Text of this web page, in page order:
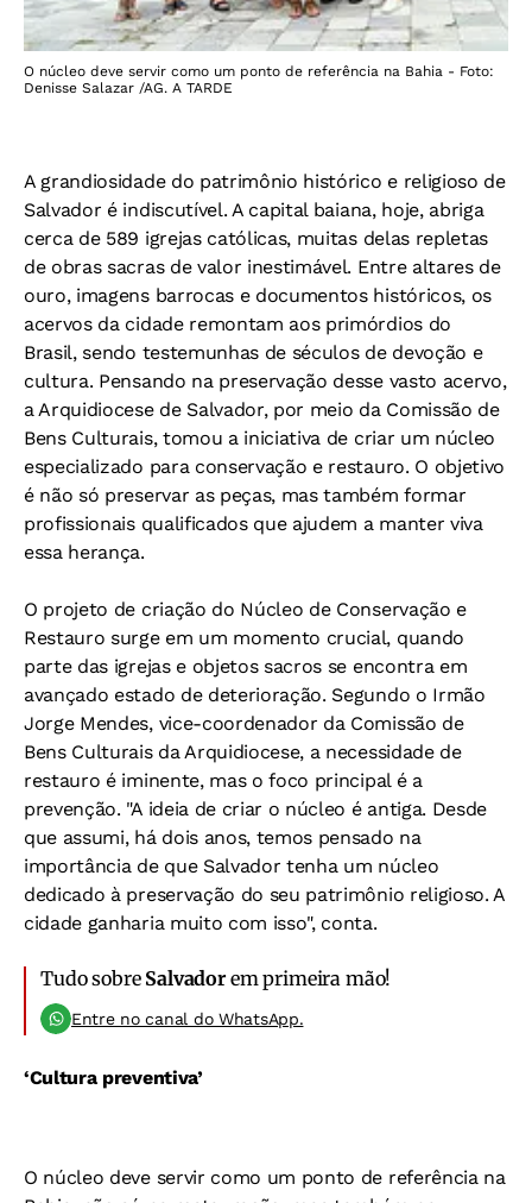
O núcleo deve servir como um ponto de referência na Bahia - Foto:
Denisse Salazar /AG. A TARDE
A grandiosidade do patrimônio histórico e religioso de
Salvador é indiscutível. A capital baiana, hoje, abriga
cerca de 589 igrejas católicas, muitas delas repletas
de obras sacras de valor inestimável. Entre altares de
ouro, imagens barrocas e documentos históricos, os
acervos da cidade remontam aos primórdios do
Brasil, sendo testemunhas de séculos de devoção e
cultura. Pensando na preservação desse vasto acervo,
a Arquidiocese de Salvador, por meio da Comissão de
Bens Culturais, tomou a iniciativa de criar um núcleo
especializado para conservação e restauro. O objetivo
é não só preservar as peças, mas também formar
profissionais qualificados que ajudem a manter viva
essa herança.
O projeto de criação do Núcleo de Conservação e
Restauro surge em um momento crucial, quando
parte das igrejas e objetos sacros se encontra em
avançado estado de deterioração. Segundo o Irmão
Jorge Mendes, vice-coordenador da Comissão de
Bens Culturais da Arquidiocese, a necessidade de
restauro é iminente, mas o foco principal é a
prevenção. "A ideia de criar o núcleo é antiga. Desde
que assumi, há dois anos, temos pensado na
importância de que Salvador tenha um núcleo
dedicado à preservação do seu patrimônio religioso. A
cidade ganharia muito com isso", conta.
Tudo sobre Salvadorem primeira mão!
Entre no canal do WhatsApp.
‘Cultura preventiva’
O núcleo deve servir como um ponto de referência na